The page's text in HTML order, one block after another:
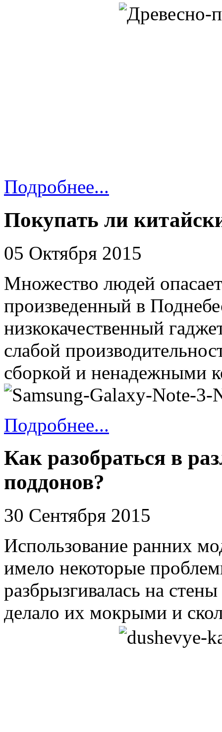
Подробнее...
Покупать ли
05 Октября 2015
Множество людей
произведенный в
низкокачественный
слабой
сборкой и ненадежными
Подробнее...
Как разобраться в
поддонов?
30 Сентября 2015
Использование ранних
имело некоторые
разбрызгивалась на
делало их мокрыми и